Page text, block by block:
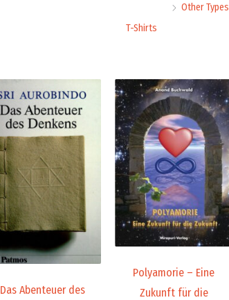
Other Types
T-Shirts
Das Abenteuer des
Polyamorie – Eine
Zukunft für die
Price
range:
6,49 €
through
15,00 €